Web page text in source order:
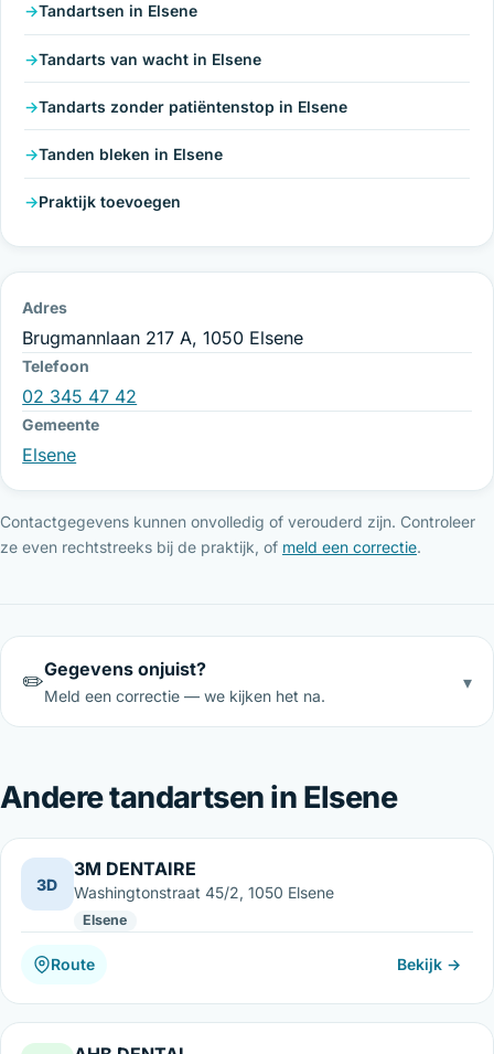
Tandartsen in Elsene
Tandarts van wacht in Elsene
Tandarts zonder patiëntenstop in Elsene
Tanden bleken in Elsene
Praktijk toevoegen
Adres
Brugmannlaan 217 A, 1050 Elsene
Telefoon
02 345 47 42
Gemeente
Elsene
Contactgegevens kunnen onvolledig of verouderd zijn. Controleer
ze even rechtstreeks bij de praktijk, of meld een correctie.
✏️Gegevens onjuist?
Meld een correctie — we kijken het na.
▾
Andere tandartsen in Elsene
3D
3M DENTAIRE
Washingtonstraat 45/2, 1050 Elsene
Elsene
Route Bekijk →